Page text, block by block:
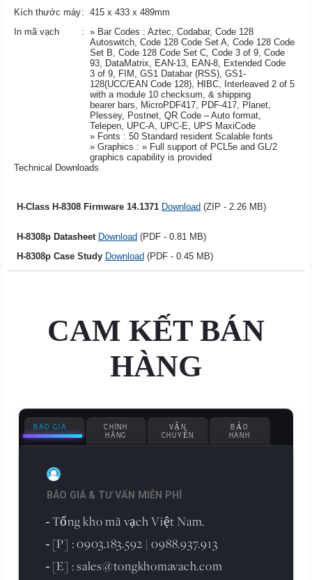
Kích thước máy: 415 x 433 x 489mm
In mã vạch
: » Bar Codes : Aztec, Codabar, Code 128
Autoswitch, Code 128 Code Set A, Code 128 Code
Set B, Code 128 Code Set C, Code 3 of 9, Code
93, DataMatrix, EAN-13, EAN-8, Extended Code
3 of 9, FIM, GS1 Databar (RSS), GS1-
128(UCC/EAN Code 128), HIBC, Interleaved 2 of 5
with a module 10 checksum, & shipping
bearer bars, MicroPDF417, PDF-417, Planet,
Plessey, Postnet, QR Code – Auto format,
Telepen, UPC-A, UPC-E, UPS MaxiCode
» Fonts : 50 Standard resident Scalable fonts
» Graphics : » Full support of PCL5e and GL/2
graphics capability is provided
Technical Downloads
H-Class H-8308 Firmware 14.1371 Download (ZIP - 2.26 MB)
H-8308p Datasheet Download (PDF - 0.81 MB)
H-8308p Case Study Download (PDF - 0.45 MB)
CAM KẾT BÁN
HÀNG
BÁO GIÁ
CHÍNH
HÃNG
VẬN
CHUYỂN
BẢO
HÀNH
BÁO GIÁ & TƯ VẤN MIỄN PHÍ
- Tổng kho mã vạch Việt Nam.
- [P] : 0903.183.592 | 0988.937.913
- [E] : sales@tongkhomavach.com